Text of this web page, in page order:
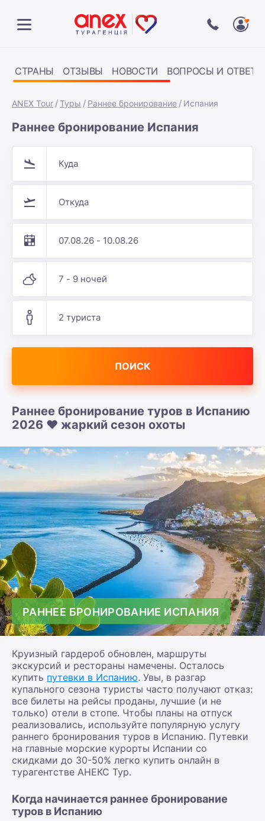
СТРАНЫ ОТЗЫВЫ НОВОСТИ ВОПРОСЫ И ОТВЕТЫ
ANEX Tour Туры Раннее бронирование Испания
Раннее бронирование Испания
Куда
Откуда
07.08.26 - 10.08.26
7 - 9 ночей
2 туриста
ПОИСК
Раннее бронирование туров в Испанию
2026 ❤️ жаркий сезон охоты
РАННЕЕ БРОНИРОВАНИЕ ИСПАНИЯ
Круизный гардероб обновлен, маршруты
экскурсий и рестораны намечены. Осталось
купить путевки в Испанию. Увы, в разгар
купального сезона туристы часто получают отказ:
все билеты на рейсы проданы, лучшие (и не
только) отели в стопе. Чтобы планы на отпуск
реализовались, используйте популярную услугу
раннего бронирования туров в Испанию. Путевки
на главные морские курорты Испании со
скидками до 30-50% легко купить онлайн в
турагентстве АНЕКС Тур.
Когда начинается раннее бронирование
туров в Испанию